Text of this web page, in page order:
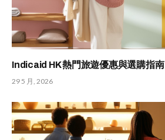
Indicaid HK 熱門旅遊優惠與選購指南
29 5 月, 2026